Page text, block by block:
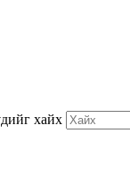
хайх